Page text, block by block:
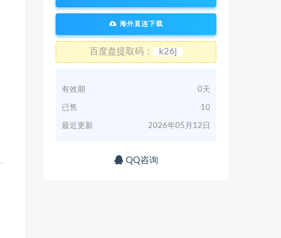
海外直连下载
百度盘提取码： k26j
有效期 0天
已售 10
最近更新 2026年05月12日
QQ咨询